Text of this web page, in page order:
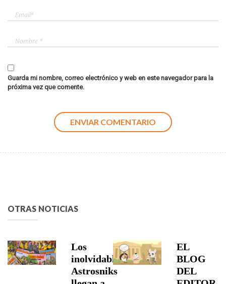
Guarda mi nombre, correo electrónico y web en este navegador para la
próxima vez que comente.
OTRAS NOTICIAS
Los
inolvidables
Astrosniks
EL
BLOG
DEL